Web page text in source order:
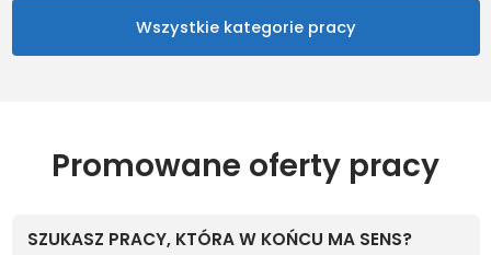
Promowane oferty pracy
SZUKASZ PRACY, KTÓRA W KOŃCU MA SENS?
Wszystkie kategorie pracy